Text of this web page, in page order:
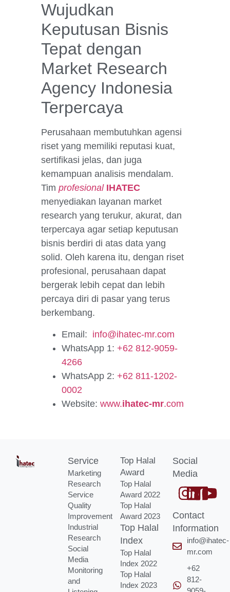
Wujudkan
Keputusan Bisnis
Tepat dengan
Market Research
Agency Indonesia
Terpercaya
Perusahaan membutuhkan agensi
riset yang memiliki reputasi kuat,
sertifikasi jelas, dan juga
kemampuan analisis mendalam.
Tim profesional IHATEC
menyediakan layanan market
research yang terukur, akurat, dan
terpercaya agar setiap keputusan
bisnis berdiri di atas data yang
solid. Oleh karena itu, dengan riset
profesional, perusahaan dapat
bergerak lebih cepat dan lebih
percaya diri di pasar yang terus
berkembang.
Email: info@ihatec-mr.com
WhatsApp 1: +62 812-9059-
4266
WhatsApp 2: +62 811-1202-
0002
Website: www.ihatec-mr.com
Service
Marketing
Research
Service
Quality
Improvement
Industrial
Research
Social
Media
Monitoring
and
Top Halal
Award
Top Halal
Award 2022
Top Halal
Award 2023
Top Halal
Index
Top Halal
Index 2022
Top Halal
Index 2023
Social
Media
Contact
Information
info@ihatec-
mr.com
+62
812-